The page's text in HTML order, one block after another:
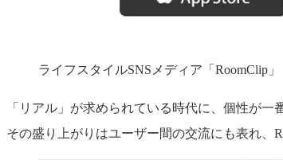
ライフスタイルSNSメディア「RoomClip」
「リアル」が求められている時代に、個性が
その盛り上がりはユーザー間の交流にも表れ、